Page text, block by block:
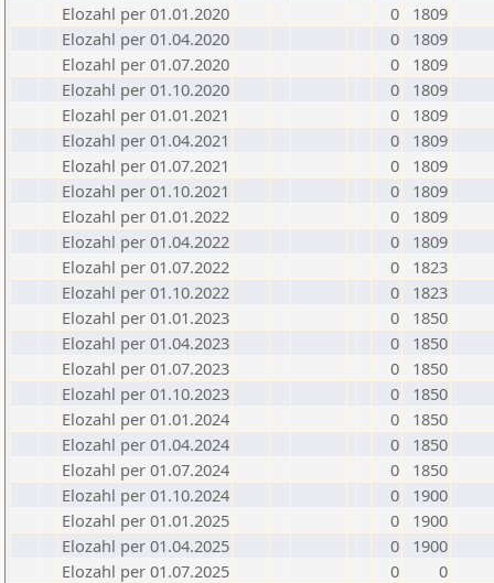
Elozahl per 01.01.2020
0
1809
Elozahl per 01.04.2020
0
1809
Elozahl per 01.07.2020
0
1809
Elozahl per 01.10.2020
0
1809
Elozahl per 01.01.2021
0
1809
Elozahl per 01.04.2021
0
1809
Elozahl per 01.07.2021
0
1809
Elozahl per 01.10.2021
0
1809
Elozahl per 01.01.2022
0
1809
Elozahl per 01.04.2022
0
1809
Elozahl per 01.07.2022
0
1823
Elozahl per 01.10.2022
0
1823
Elozahl per 01.01.2023
0
1850
Elozahl per 01.04.2023
0
1850
Elozahl per 01.07.2023
0
1850
Elozahl per 01.10.2023
0
1850
Elozahl per 01.01.2024
0
1850
Elozahl per 01.04.2024
0
1850
Elozahl per 01.07.2024
0
1850
Elozahl per 01.10.2024
0
1900
Elozahl per 01.01.2025
0
1900
Elozahl per 01.04.2025
0
1900
Elozahl per 01.07.2025
0
0